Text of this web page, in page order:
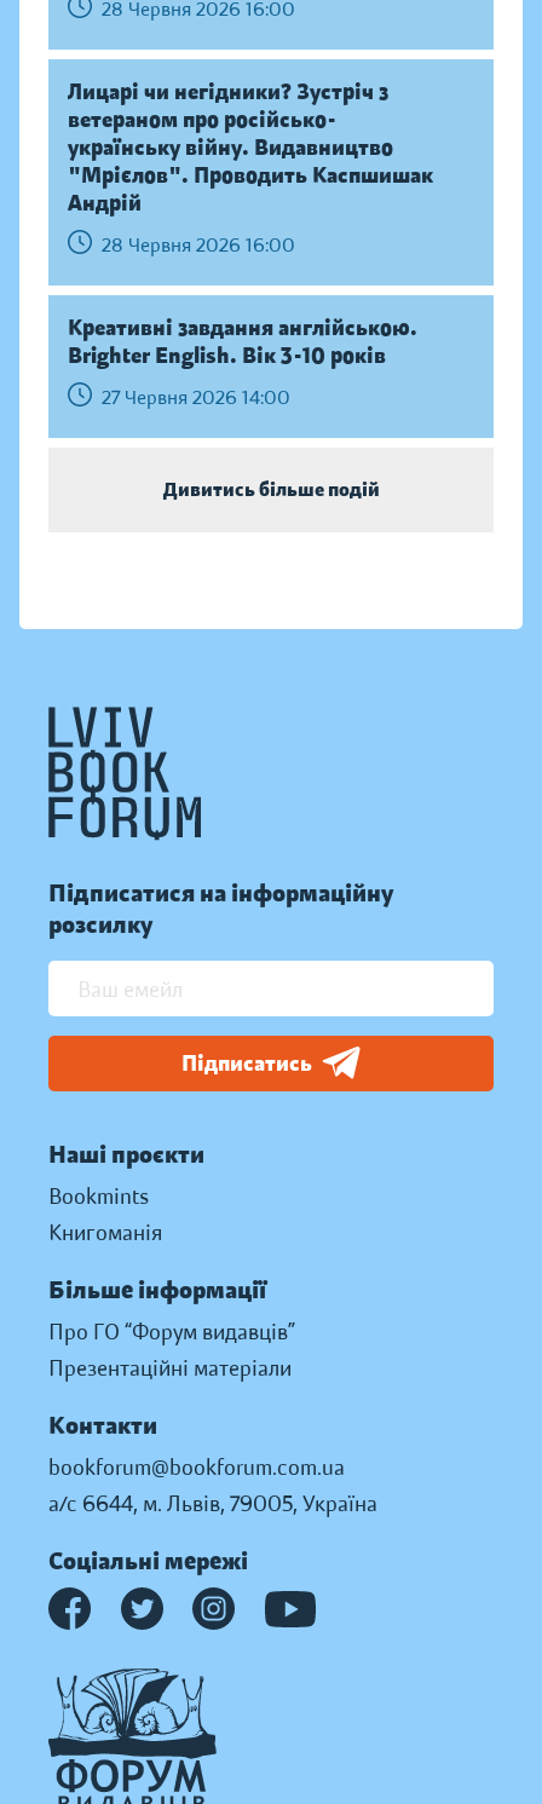
28 Червня 2026 16:00
Лицарі чи негідники? Зустріч з
ветераном про російсько-
українську війну. Видавництво
"Мрієлов". Проводить Каспшишак
Андрій
28 Червня 2026 16:00
Креативні завдання англійською.
Brighter English. Вік 3-10 років
27 Червня 2026 14:00
Дивитись більше подій
Підписатися на інформаційну
розсилку
Підписатись
Наші проєкти
Bookmints
Книгоманія
Більше інформації
Про ГО “Форум видавців”
Презентаційні матеріали
Контакти
bookforum@bookforum.com.ua
а/с 6644, м. Львів, 79005, Україна
Соціальні мережі